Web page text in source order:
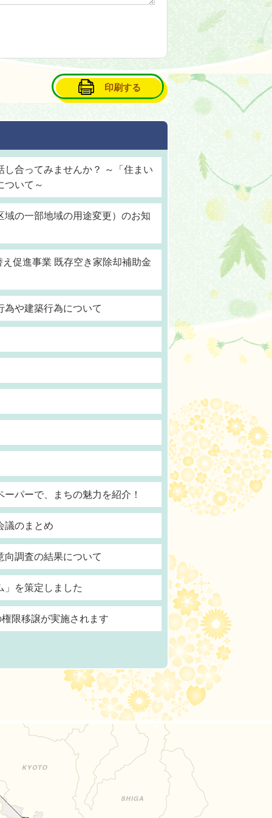
印刷する
し合ってみませんか？ ～「住まい
ついて～
域の一部地域の用途変更）のお知
促進事業 既存空き家除却補助金
為や建築行為について
パーで、まちの魅力を紹介！
議のまとめ
向調査の結果について
」を策定しました
限移譲が実施されます